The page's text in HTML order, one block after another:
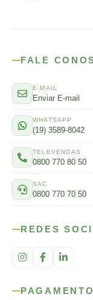
FALE
E-MAIL
Enviar E-mail
WHATSAPP
(19) 3589-8042
TELEVENDAS
0800 770 80 50
SAC
0800 770 70 50
REDES
PAGAMENTO